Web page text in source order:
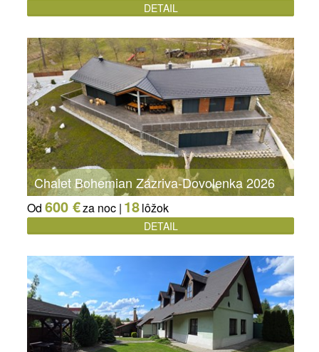
DETAIL
Chalet Bohemian Zázriva-Dovolenka 2026
Od 600 €za noc | 18lôžok
DETAIL